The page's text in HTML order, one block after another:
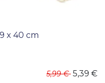
x 40 cm
5,99€ 5,39 €